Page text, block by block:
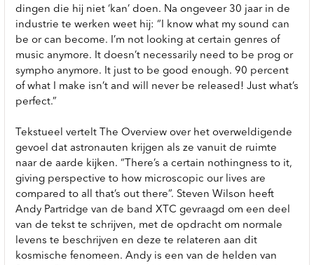
dingen die hij niet ‘kan’ doen. Na ongeveer 30 jaar in de
industrie te werken weet hij: “I know what my sound can
be or can become. I’m not looking at certain genres of
music anymore. It doesn’t necessarily need to be prog or
sympho anymore. It just to be good enough. 90 percent
of what I make isn’t and will never be released! Just what’s
perfect.”
Tekstueel vertelt The Overview over het overweldigende
gevoel dat astronauten krijgen als ze vanuit de ruimte
naar de aarde kijken. “There’s a certain nothingness to it,
giving perspective to how microscopic our lives are
compared to all that’s out there”. Steven Wilson heeft
Andy Partridge van de band XTC gevraagd om een deel
van de tekst te schrijven, met de opdracht om normale
levens te beschrijven en deze te relateren aan dit
kosmische fenomeen. Andy is een van de helden van